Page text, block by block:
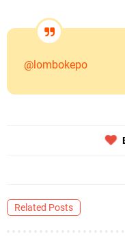
@lombokepo
Related Posts